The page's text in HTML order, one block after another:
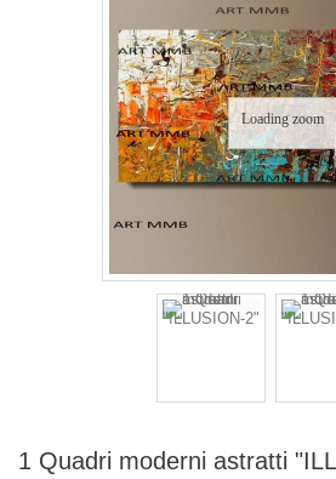
Loading zoom
1 Quadri moderni astratti